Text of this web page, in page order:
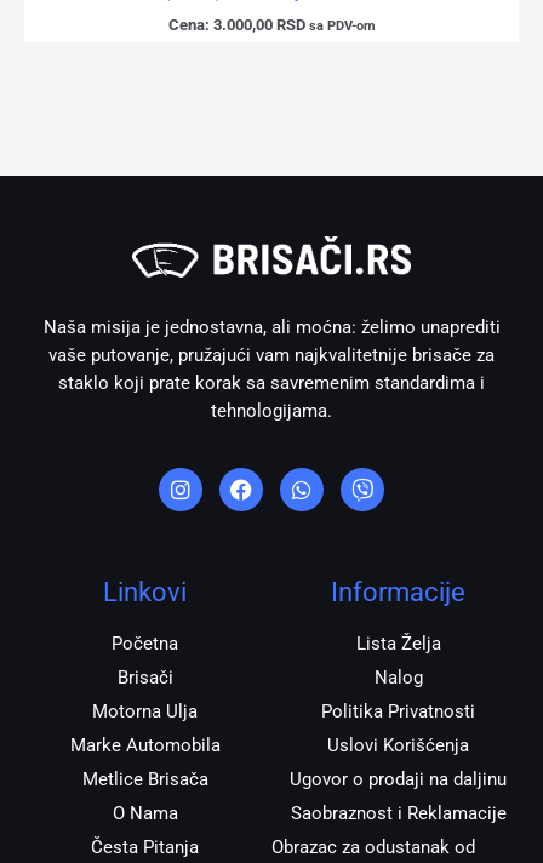
Cena: 3.000,00 RSD sa PDV-om
Naša misija je jednostavna, ali moćna: želimo unaprediti
vaše putovanje, pružajući vam najkvalitetnije brisače za
staklo koji prate korak sa savremenim standardima i
tehnologijama.
n
s
t
r
a
a
c
e
h
a
t
i
b
e
Linkovi
Početna
Brisači
Motorna Ulja
Marke Automobila
Metlice Brisača
O Nama
Česta Pitanja
Informacije
Lista Želja
Nalog
Politika Privatnosti
Uslovi Korišćenja
Ugovor o prodaji na daljinu
Saobraznost i Reklamacije
Obrazac za odustanak od